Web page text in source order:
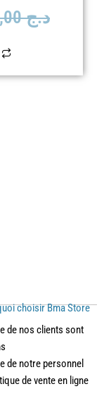
د.ج16.900,00
choisir Bma Store ?
de nos clients sont
de notre personnel
de vente en ligne